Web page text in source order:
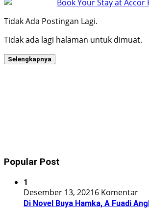
Tidak Ada Postingan Lagi.
Tidak ada lagi halaman untuk dimuat.
Selengkapnya
Popular Post
1
Desember 13, 20216 Komentar
Di Novel Buya Hamka, A Fuadi